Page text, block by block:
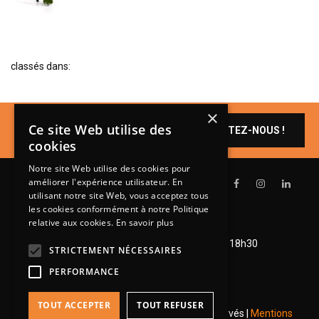
FAUTEUILS
SALLES À MANGER
CHAISES
BAHUT
CONVERTIBLE
MATELAS
CADRES DE LIT
classés dans:
Un produit vous
intéresse ?
CONTACTEZ-NOUS !
Lundi de 14h à 18h30
Mardi à vendredi de 9h à 12h et de 14h à 18h30
© 2026 Groupe Steinmetz - Tous droits réservés | Mentions
×
Ce site Web utilise des
cookies
Notre site Web utilise des cookies pour
améliorer l'expérience utilisateur. En
utilisant notre site Web, vous acceptez tous
les cookies conformément à notre Politique
relative aux cookies. En savoir plus
STRICTEMENT NÉCESSAIRES
PERFORMANCE
TOUT ACCEPTER TOUT REFUSER